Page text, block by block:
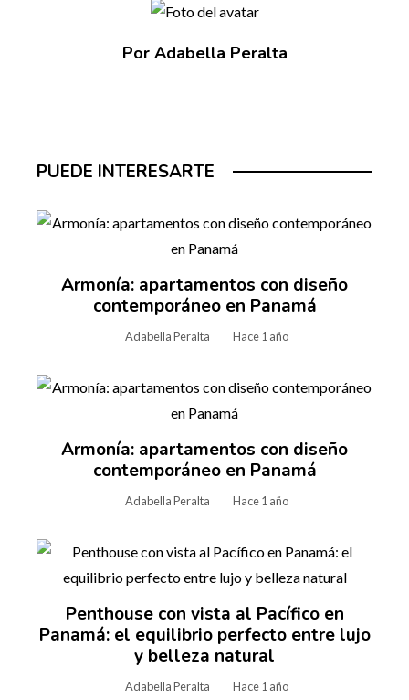
Por Adabella Peralta
PUEDE INTERESARTE
Armonía: apartamentos con diseño
contemporáneo en Panamá
Adabella Peralta Hace 1 año
Armonía: apartamentos con diseño
contemporáneo en Panamá
Adabella Peralta Hace 1 año
Penthouse con vista al Pacífico en
Panamá: el equilibrio perfecto entre lujo
y belleza natural
Adabella Peralta Hace 1 año